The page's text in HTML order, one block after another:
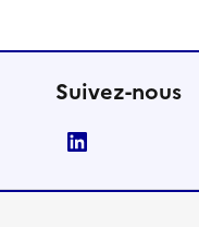
Suivez-nous